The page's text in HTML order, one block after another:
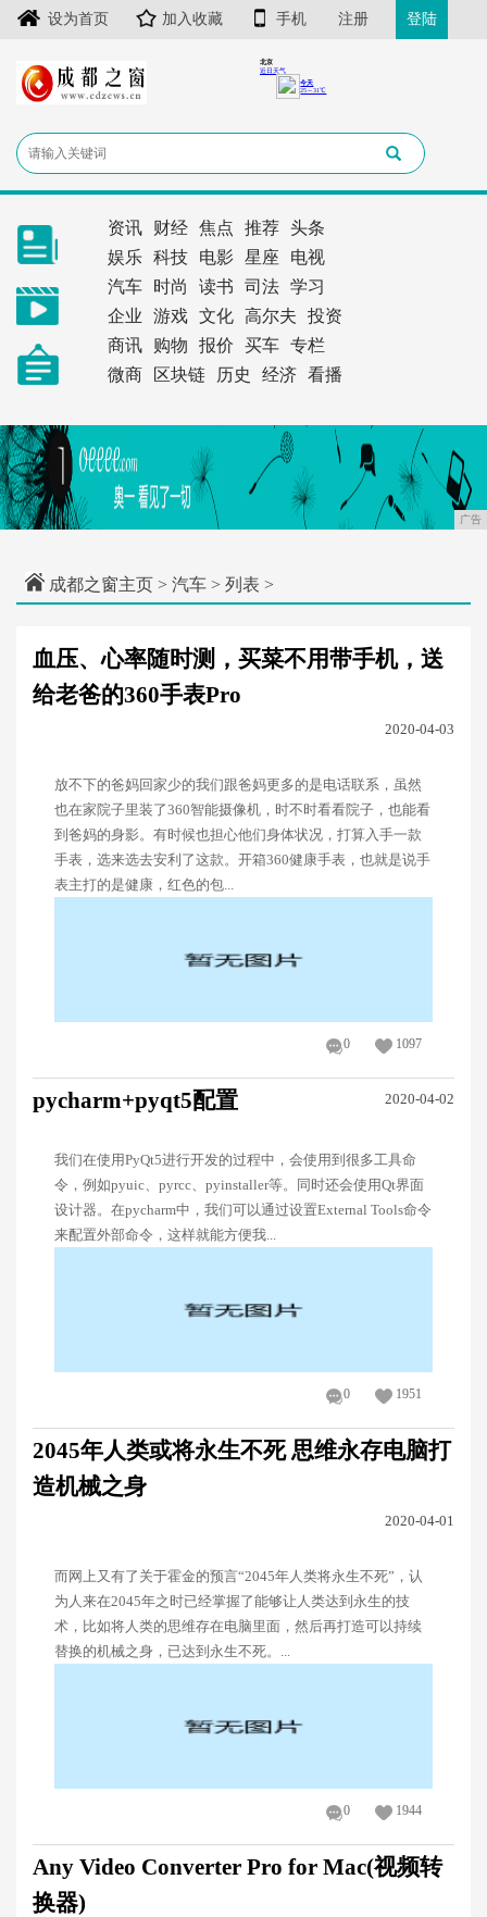
设为首页 加入收藏 手机 注册 登陆
资讯 财经 焦点 推荐
头条
娱乐
科技 电影 星座
电视
汽车
时尚 读书 司法
学习
企业
游戏 文化 高尔夫
投资
商讯
购物 报价 买车
专栏
微商
区块链 历史 经济 看播
广告
成都之窗主页 > 汽车 > 列表 >
血压、心率随时测，买菜不用带手机，送
给老爸的360手表Pro
2020-04-03
放不下的爸妈回家少的我们跟爸妈更多的是电话联系，虽然
也在家院子里装了360智能摄像机，时不时看看院子，也能看
到爸妈的身影。有时候也担心他们身体状况，打算入手一款
手表，选来选去安利了这款。开箱360健康手表，也就是说手
表主打的是健康，红色的包...
0 1097
pycharm+pyqt5配置 2020-04-02
我们在使用PyQt5进行开发的过程中，会使用到很多工具命
令，例如pyuic、pyrcc、pyinstaller等。同时还会使用Qt界面
设计器。在pycharm中，我们可以通过设置External Tools命令
来配置外部命令，这样就能方便我...
0 1951
2045年人类或将永生不死 思维永存电脑打
造机械之身
2020-04-01
而网上又有了关于霍金的预言“2045年人类将永生不死”，认
为人来在2045年之时已经掌握了能够让人类达到永生的技
术，比如将人类的思维存在电脑里面，然后再打造可以持续
替换的机械之身，已达到永生不死。...
0 1944
Any Video Converter Pro for Mac(视频转
换器)